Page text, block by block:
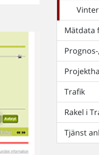
Mätdata
Trafik
Rakel i
Tjänst